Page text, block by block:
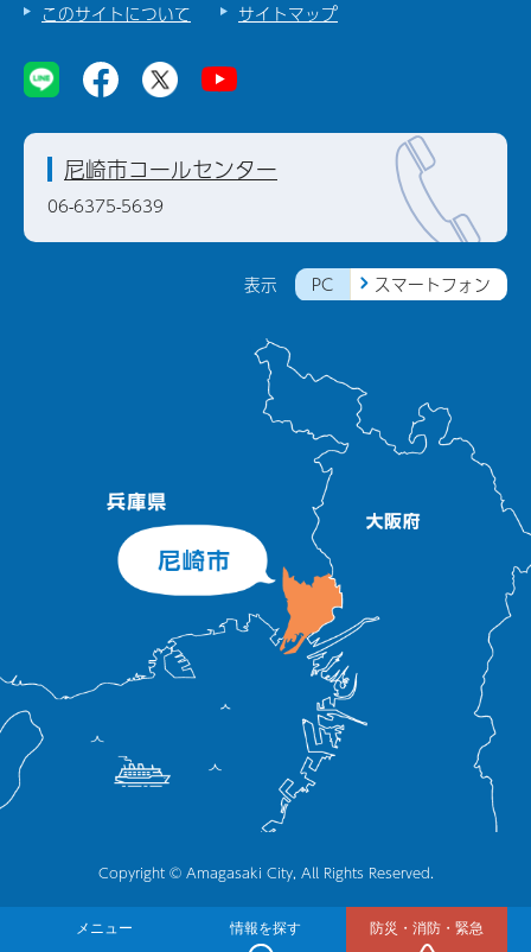
メニュー 情報を探す 防災・消防・緊急
このサイトについて
サイトマップ
表示 PC スマートフォン
尼崎市コールセンター
06-6375-5639
Copyright © Amagasaki City, All Rights Reserved.